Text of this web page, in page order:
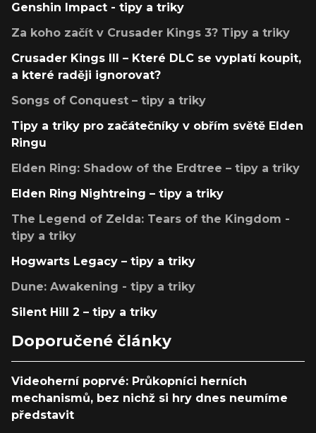
Genshin Impact - tipy a triky
Za koho začít v Crusader Kings 3? Tipy a triky
Crusader Kings III – Které DLC se vyplatí koupit,
a které raději ignorovat?
Songs of Conquest – tipy a triky
Tipy a triky pro začátečníky v obřím světě Elden
Ringu
Elden Ring: Shadow of the Erdtree – tipy a triky
Elden Ring Nightreing – tipy a triky
The Legend of Zelda: Tears of the Kingdom -
tipy a triky
Hogwarts Legacy – tipy a triky
Dune: Awakening - tipy a triky
Silent Hill 2 – tipy a triky
Doporučené články
Videoherní poprvé: Průkopníci herních
mechanismů, bez nichž si hry dnes neumíme
představit